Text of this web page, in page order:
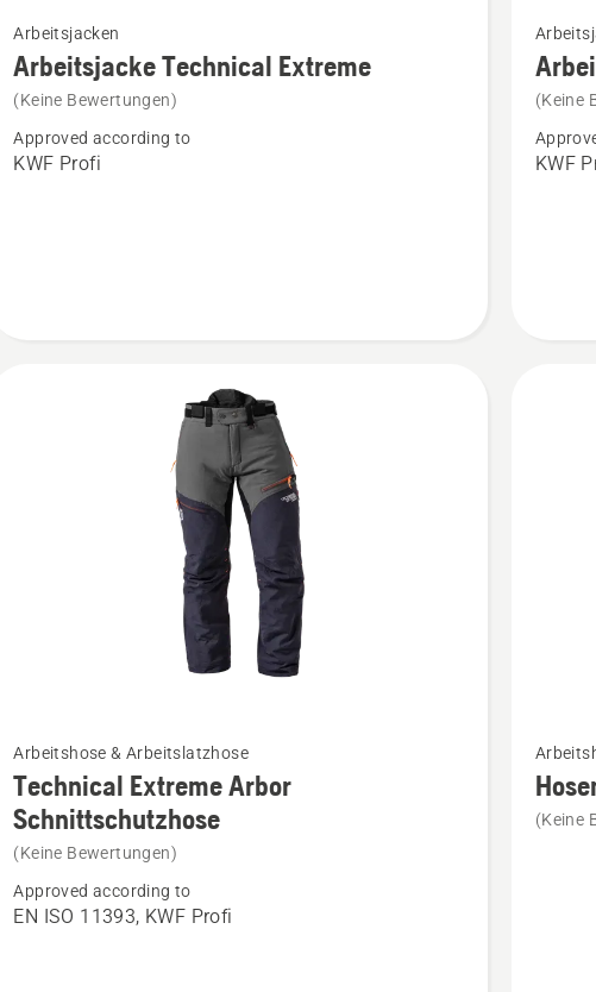
Details
zu
Arbeitsjacke
Technical
Arbeitsjacken
Arbeitsjacke Technical Extreme
(Keine Bewertungen)
Approved according to
KWF Profi
Details
(Keine
KWF
Details
Technical
Arbor
Arbeitshose & Arbeitslatzhose
Technical Extreme Arbor
Schnittschutzhose
(Keine Bewertungen)
Approved according to
EN ISO 11393, KWF Profi
Details
(Keine